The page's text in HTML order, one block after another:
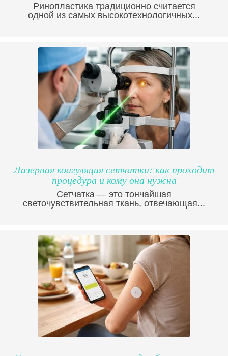
Ринопластика традиционно считается
одной из самых высокотехнологичных...
Лазерная коагуляция сетчатки: как проходит
процедура и кому она нужна
Сетчатка — это тончайшая
светочувствительная ткань, отвечающая...